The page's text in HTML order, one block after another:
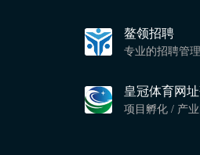
鳌领招聘
专业的招聘管
皇冠体育网
项目孵化 / 产